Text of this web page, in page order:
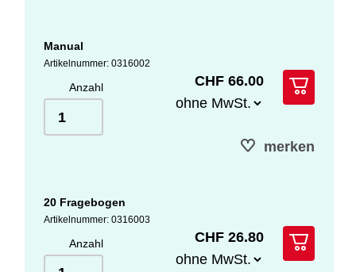
Manual
Artikelnummer: 0316002
Anzahl CHF 66.00
merken
20 Fragebogen
Artikelnummer: 0316003
Anzahl CHF 26.80